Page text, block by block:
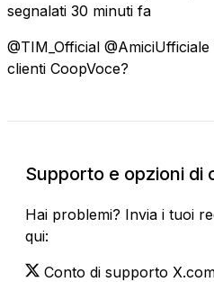
segnalati 30 minuti fa
@TIM_Official
clienti CoopVoce?
Supporto e opzioni di
Hai problemi? Invia i tuoi
qui:
Conto di supporto